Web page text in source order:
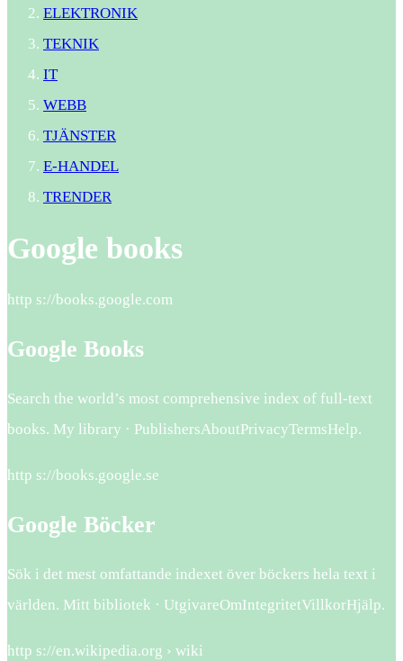
ELEKTRONIK
TEKNIK
IT
WEBB
TJÄNSTER
E-HANDEL
TRENDER
Google books
http s://books.google.com
Google Books
Search the world’s most comprehensive index of full-text
books. My library · PublishersAboutPrivacyTermsHelp.
http s://books.google.se
Google Böcker
Sök i det mest omfattande indexet över böckers hela text i
världen. Mitt bibliotek · UtgivareOmIntegritetVillkorHjälp.
http s://en.wikipedia.org › wiki